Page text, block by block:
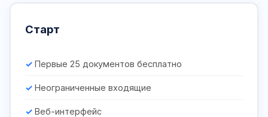
Старт
Первые 25 документов бесплатно
Неограниченные входящие
Веб-интерфейс